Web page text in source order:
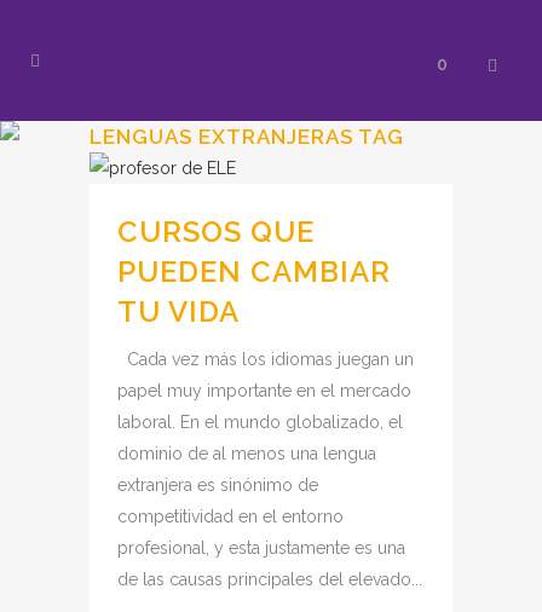
0
LENGUAS EXTRANJERAS TAG
CURSOS QUE
PUEDEN CAMBIAR
TU VIDA
Cada vez más los idiomas juegan un
papel muy importante en el mercado
laboral. En el mundo globalizado, el
dominio de al menos una lengua
extranjera es sinónimo de
competitividad en el entorno
profesional, y esta justamente es una
de las causas principales del elevado...